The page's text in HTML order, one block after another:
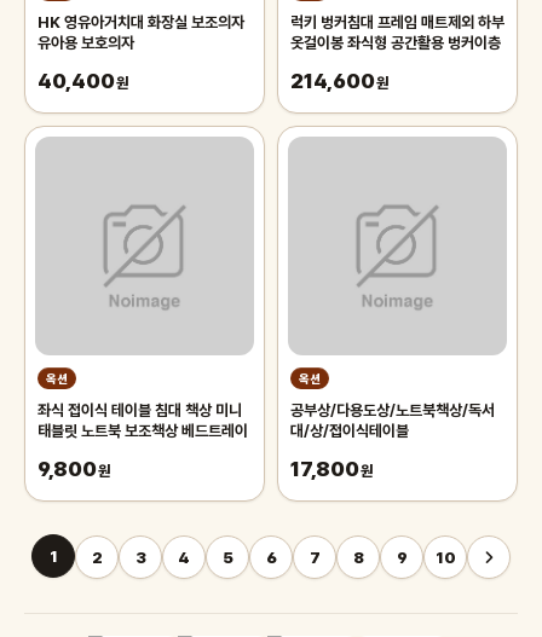
HK 영유아거치대 화장실 보조의자
유아용 보호의자
40,400원
럭키 벙커침대 프레임 매트제외 하부
옷걸이봉 좌식형 공간활용 벙커이층
214,600원
옥션
좌식 접이식 테이블 침대 책상 미니
태블릿 노트북 보조책상 베드트레이
9,800원
옥션
공부상/다용도상/노트북책상/독서
대/상/접이식테이블
17,800원
1 2 3 4 5 6 7 8 9 10